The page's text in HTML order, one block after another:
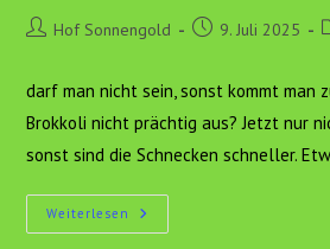
Beitrags-
Hof Sonnengold
Beitrag9. Juli 2025
darf man nicht sein, sonst kommt man
Brokkoli nicht prächtig aus? Jetzt nur
sonst sind die Schnecken schneller.
Weiterlesen Schnell
Wie